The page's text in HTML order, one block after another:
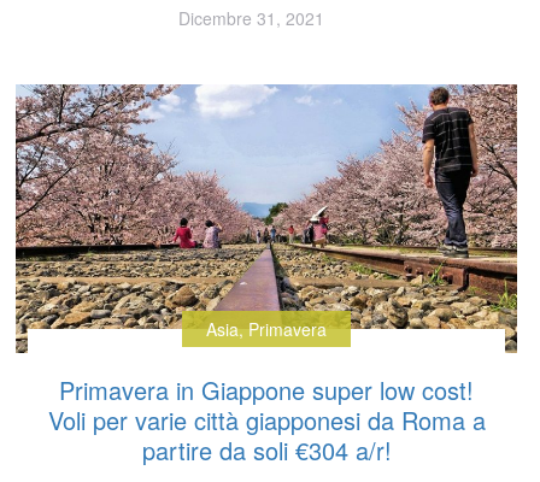
Dicembre 31, 2021
Asia, Primavera
Primavera in Giappone super low cost!
Voli per varie città giapponesi da Roma a
partire da soli €304 a/r!